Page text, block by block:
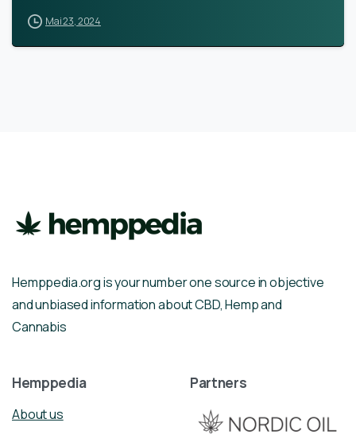
Mai 23, 2024
Hemppedia.org is your number one source in objective
and unbiased information about CBD, Hemp and
Cannabis
Hemppedia
About us
Partners